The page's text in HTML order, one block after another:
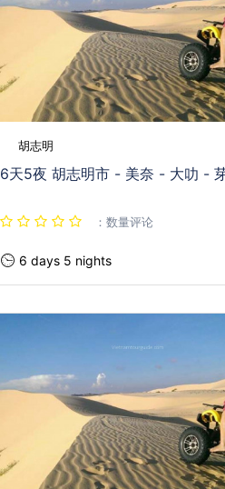
胡志明
6天5夜 胡志明市 - 美奈 - 大叻 -
：数量评论
6 days 5 nights